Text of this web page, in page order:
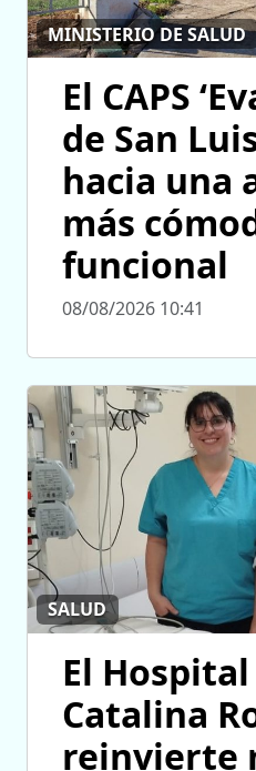
MINISTERIO DE SALUD
El CAPS
de San
hacia una
más
funcional
08/08/2026 10:41
SALUD
El Hospital
Catalina
reinvierte